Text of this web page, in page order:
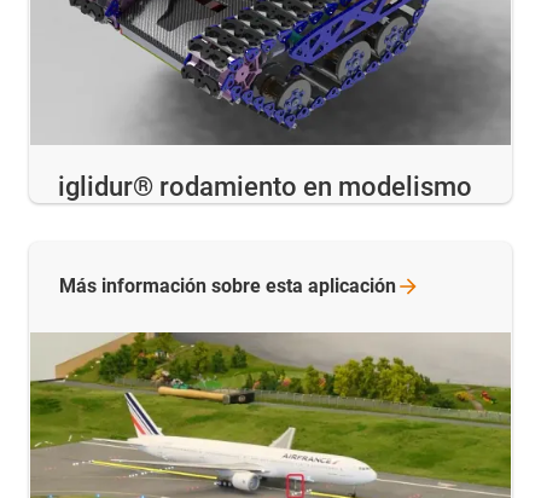
iglidur® rodamiento en modelismo
Más información sobre esta aplicación